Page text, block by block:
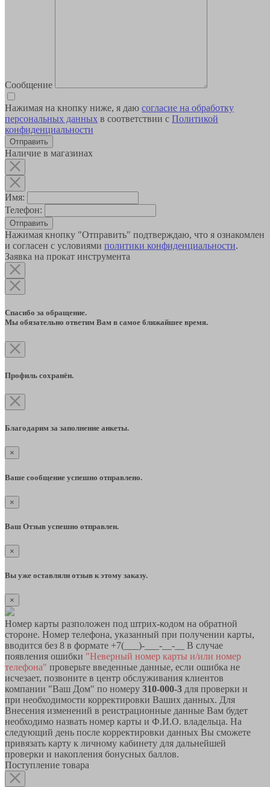
Сообщение
Нажимая на кнопку ниже, я даю согласие на обработку
персональных данных в соответствии с Политикой
конфиденциальности
Наличие в магазинах
Имя:
Телефон:
Отправить
Нажимая кнопку "Отправить" подтверждаю, что я ознакомлен
и согласен с условиями политики конфиденциальности.
Заявка на прокат инструмента
Спасибо за обращение.
Мы обязательно ответим Вам в самое ближайшее время.
Профиль сохранён.
Благодарим за заполнение анкеты.
×
Ваше сообщение успешно отправлено.
×
Ваш Отзыв успешно отправлен.
×
Вы уже оставляли отзыв к этому заказу.
×
Номер карты разположен под штрих-кодом на обратной
стороне. Номер телефона, указанный при получении карты,
вводится без 8 в формате +7(___)-___-__-__ В случае
появления ошибки "Неверный номер карты и/или номер
телефона" проверьте введенные данные, если ошибка не
исчезает, позвоните в центр обслуживания клиентов
компании "Ваш Дом" по номеру 310-000-3 для проверки и
при необходимости корректировки Ваших данных. Для
Внесения изменений в реистрационные данные Вам будет
необходимо назвать номер карты и Ф.И.О. владельца. На
следующий день после корректировки данных Вы сможете
привязать карту к личному кабинету для дальнейшей
проверки и накопления бонусных баллов.
Поступление товара